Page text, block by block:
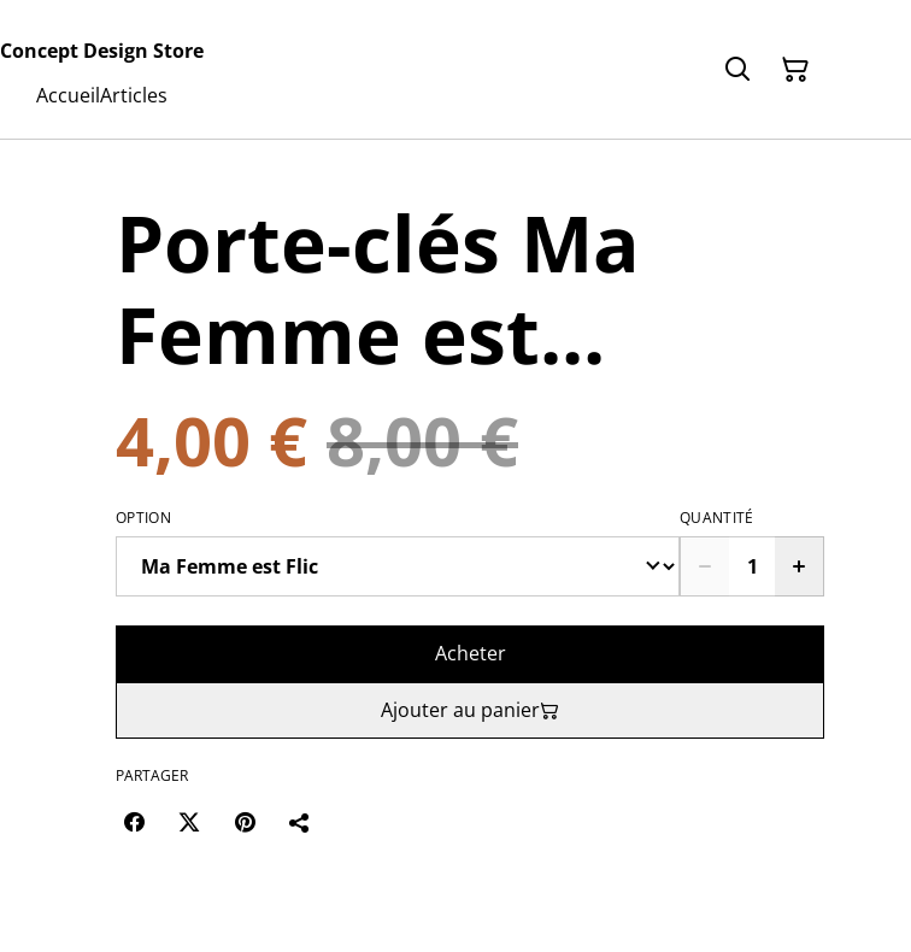
Concept Design Store
AccueilArticles
Porte-clés Ma
Femme est...
4,00 € 8,00 €
OPTION QUANTITÉ
Acheter
Ajouter au panier
PARTAGER